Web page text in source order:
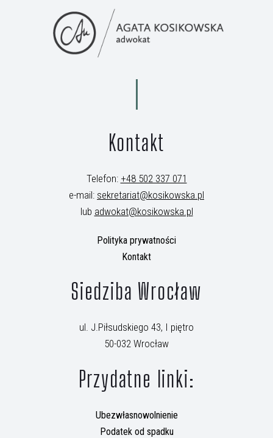
Kontakt
Telefon: +48 502 337 071
e-mail: sekretariat@kosikowska.pl
lub adwokat@kosikowska.pl
Polityka prywatności
Kontakt
Siedziba Wrocław
ul. J.Piłsudskiego 43, I piętro
50-032 Wrocław
Przydatne linki:
Ubezwłasnowolnienie
Podatek od spadku